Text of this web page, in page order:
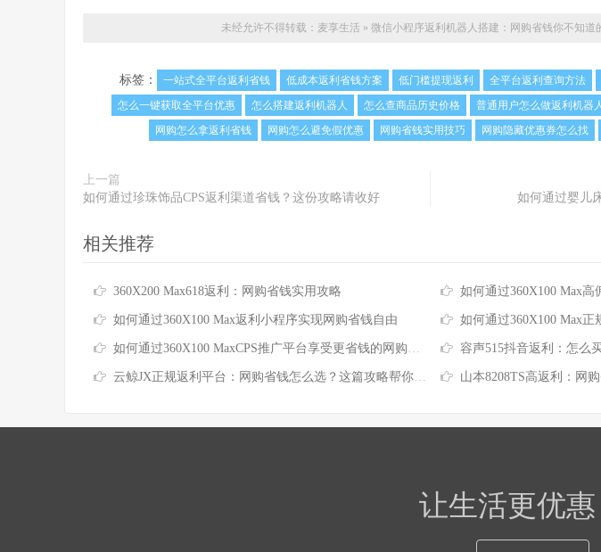
未经允许不得转载： 麦享生活 » 微信小程序返利机器人搭建：网购省钱你不知道
标签： 一站式全平台返利省钱 低成本返利省钱方案 低门槛提现返利 全平台返利查询方法
怎么一键获取全平台优惠
怎么搭建返利机器人 怎么查商品历史价格 普通用户怎么做返利机器
网购怎么拿返利省钱
网购怎么避免假优惠 网购省钱实用技巧 网购隐藏优惠券怎么找
上一篇
如何通过珍珠饰品CPS返利渠道省钱？这份攻略请收好
如何通过婴儿
相关推荐
360X200 Max618返利：网购省钱实用攻略 如何通过360X100 Max
如何通过360X100 Max返利小程序实现网购省钱自由 如何通过360X100 Max
如何通过360X100 MaxCPS推广平台享受更省钱的网购体验 容声515抖音返利：怎么
云鲸JX正规返利平台：网购省钱怎么选？这篇攻略帮你避开坑 山本8208TS高返利：网
让生活更优